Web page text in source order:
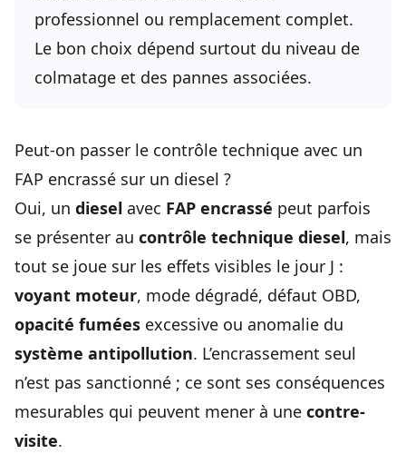
professionnel ou remplacement complet.
Le bon choix dépend surtout du niveau de
colmatage et des pannes associées.
Peut-on passer le contrôle technique avec un
FAP encrassé sur un diesel ?
Oui, un diesel avec FAP encrassé peut parfois
se présenter au contrôle technique diesel, mais
tout se joue sur les effets visibles le jour J :
voyant moteur, mode dégradé, défaut OBD,
opacité fumées excessive ou anomalie du
système antipollution. L’encrassement seul
n’est pas sanctionné ; ce sont ses conséquences
mesurables qui peuvent mener à une contre-
visite.